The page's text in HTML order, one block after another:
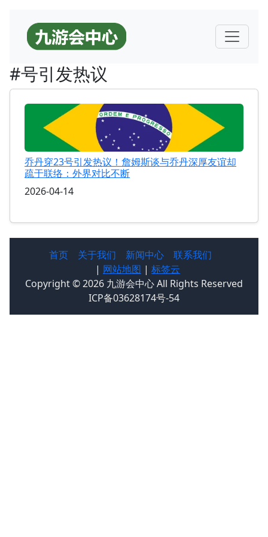
#号引发热议
乔丹穿23号引发热议！詹姆斯谈与乔丹深厚友谊却
疏于联络：外界对比不断
2026-04-14
首页 关于我们 新闻中心
联系我们
| 网站地图 | 标签云
Copyright © 2026 九游会中心 All Rights Reserved
ICP备03628174号-54